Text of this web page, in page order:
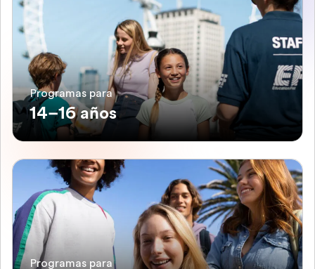
Programas para
14–16 años
Programas para